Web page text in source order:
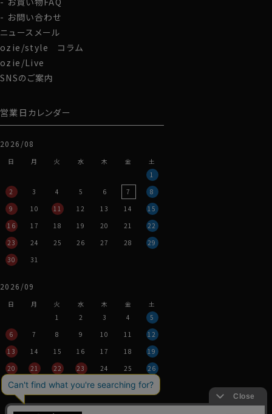
お問い合わせ
ニュースメール
ozie/style コラム
ozie/Live
SNSのご案内
営業日カレンダー
2026/08
日 月 火 水 木 金
土
1
2
3 4 5 6 7
8
9
10 11 12 13 14
15
16
17 18 19 20 21
22
23
24 25 26 27 28
29
30
31
2026/09
日 月 火 水 木 金
土
1
2 3 4
5
6
7 8 9 10 11
12
13
14 15 16 17 18
19
20
21 22 23 24 25
26
27
28 29 30
営業時間：平日11時～17時